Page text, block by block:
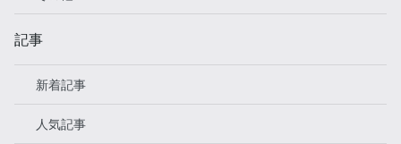
記事
新着記事
人気記事